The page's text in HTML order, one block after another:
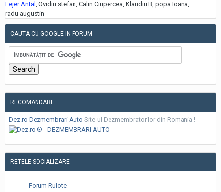
Fejer Antal Ovidiu stefan Calin Ciupercea Klaudiu B popa Ioana
radu augustin
CAUTA CU GOOGLE IN FORUM
RECOMANDARI
Dez.ro Dezmembrari Auto Site-ul Dezmembratorilor din Romania !
RETELE SOCIALIZARE
Forum Rulote